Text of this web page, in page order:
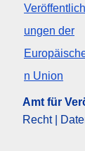
Amt für
Recht |